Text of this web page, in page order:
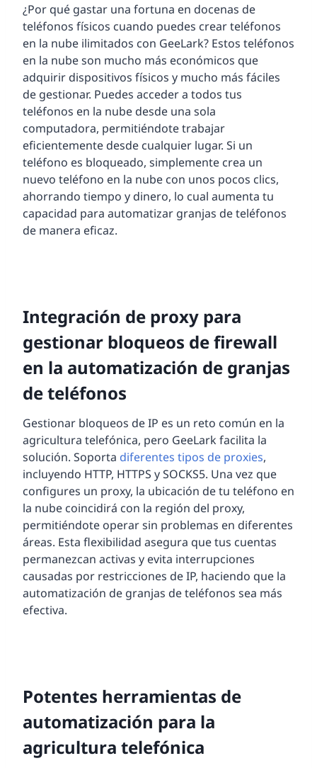
¿Por qué gastar una fortuna en docenas de
teléfonos físicos cuando puedes crear teléfonos
en la nube ilimitados con GeeLark? Estos teléfonos
en la nube son mucho más económicos que
adquirir dispositivos físicos y mucho más fáciles
de gestionar. Puedes acceder a todos tus
teléfonos en la nube desde una sola
computadora, permitiéndote trabajar
eficientemente desde cualquier lugar. Si un
teléfono es bloqueado, simplemente crea un
nuevo teléfono en la nube con unos pocos clics,
ahorrando tiempo y dinero, lo cual aumenta tu
capacidad para automatizar granjas de teléfonos
de manera eficaz.
Integración de proxy para
gestionar bloqueos de firewall
en la automatización de granjas
de teléfonos
Gestionar bloqueos de IP es un reto común en la
agricultura telefónica, pero GeeLark facilita la
solución. Soporta diferentes tipos de proxies,
incluyendo HTTP, HTTPS y SOCKS5. Una vez que
configures un proxy, la ubicación de tu teléfono en
la nube coincidirá con la región del proxy,
permitiéndote operar sin problemas en diferentes
áreas. Esta flexibilidad asegura que tus cuentas
permanezcan activas y evita interrupciones
causadas por restricciones de IP, haciendo que la
automatización de granjas de teléfonos sea más
efectiva.
Potentes herramientas de
automatización para la
agricultura telefónica